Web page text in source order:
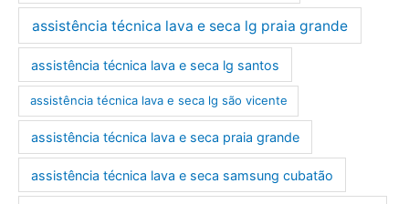
assistência técnica lava e seca lg praia grande
assistência técnica lava e seca lg santos
assistência técnica lava e seca lg são vicente
assistência técnica lava e seca praia grande
assistência técnica lava e seca samsung cubatão